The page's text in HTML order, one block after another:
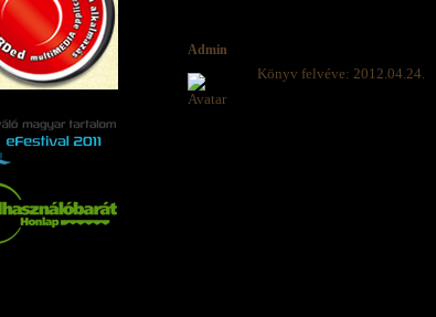
Admin
Könyv felvéve: 2012.04.24.